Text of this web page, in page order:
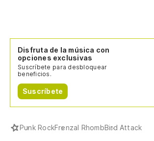
Disfruta de la música con
opciones exclusivas
Suscríbete para desbloquear
beneficios.
Suscríbete
Punk RockFrenzal RhombBird Attack